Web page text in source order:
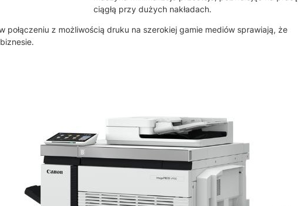
ciągłą przy dużych nakładach.
z możliwością druku na szerokiej gamie mediów sprawiają, że